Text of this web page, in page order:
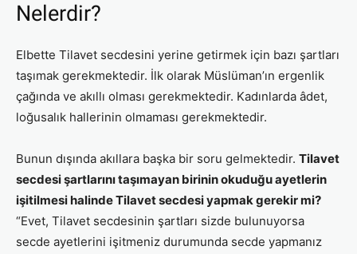
Nelerdir?
Elbette Tilavet secdesini yerine getirmek için bazı şartları
taşımak gerekmektedir. İlk olarak Müslüman’ın ergenlik
çağında ve akıllı olması gerekmektedir. Kadınlarda âdet,
loğusalık hallerinin olmaması gerekmektedir.
Bunun dışında akıllara başka bir soru gelmektedir. Tilavet
secdesi şartlarını taşımayan birinin okuduğu ayetlerin
işitilmesi halinde Tilavet secdesi yapmak gerekir mi?
“Evet, Tilavet secdesinin şartları sizde bulunuyorsa
secde ayetlerini işitmeniz durumunda secde yapmanız